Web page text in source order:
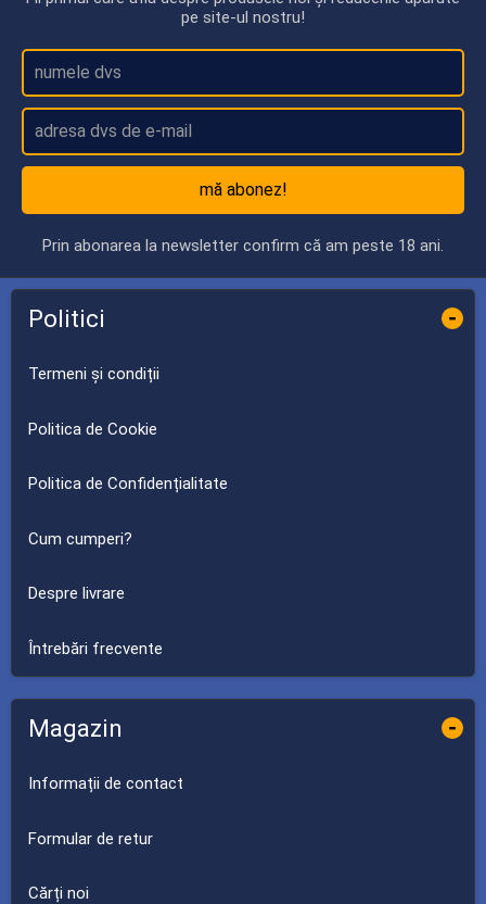
pe site-ul nostru!
mă abonez!
Prin abonarea la newsletter confirm că am peste 18 ani.
Politici -
Termeni și condiții
Politica de Cookie
Politica de Confidențialitate
Cum cumperi?
Despre livrare
Întrebări frecvente
Magazin -
Informații de contact
Formular de retur
Cărți noi